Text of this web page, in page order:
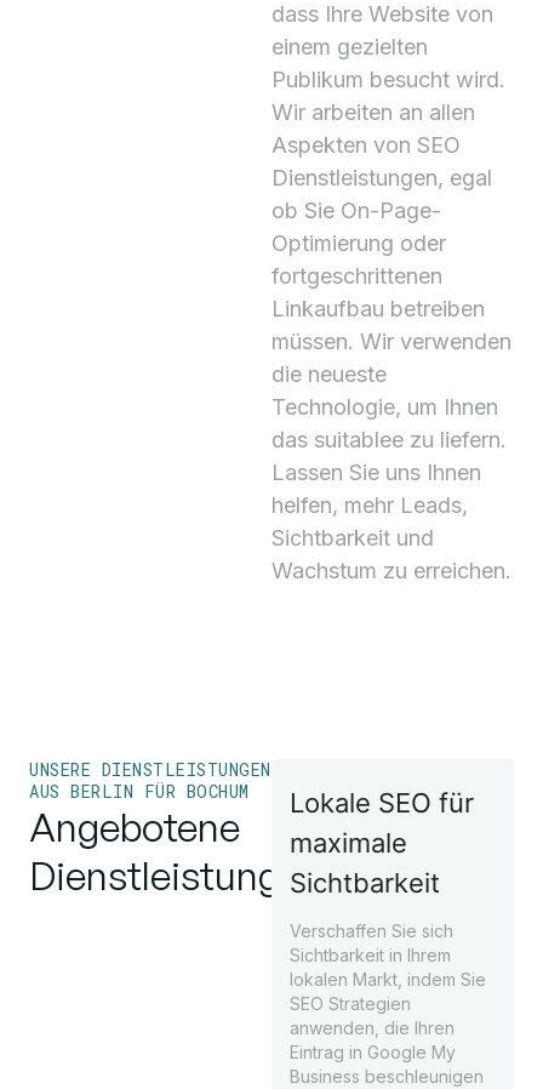
dass Ihre Website von
einem gezielten
Publikum besucht wird.
Wir arbeiten an allen
Aspekten von SEO
Dienstleistungen, egal
ob Sie On-Page-
Optimierung oder
fortgeschrittenen
Linkaufbau betreiben
müssen. Wir verwenden
die neueste
Technologie, um Ihnen
das suitablee zu liefern.
Lassen Sie uns Ihnen
helfen, mehr Leads,
Sichtbarkeit und
Wachstum zu erreichen.
UNSERE DIENSTLEISTUNGEN
AUS BERLIN FÜR BOCHUM
Angebotene
Dienstleistungen
Lokale SEO für
maximale
Sichtbarkeit
Verschaffen Sie sich
Sichtbarkeit in Ihrem
lokalen Markt, indem Sie
SEO Strategien
anwenden, die Ihren
Eintrag in Google My
Business beschleunigen